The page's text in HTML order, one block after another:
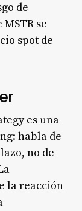
de
se
spot de
es una
habla de
no de
la reacción